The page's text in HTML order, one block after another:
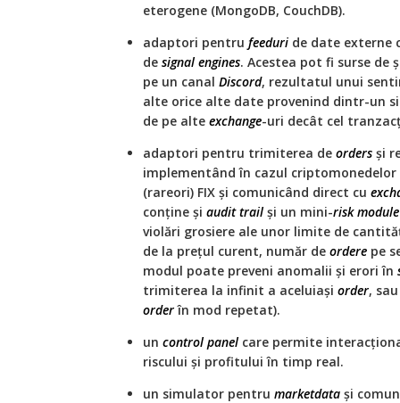
eterogene (MongoDB, CouchDB).
adaptori pentru feeduri de date externe
de signal engines. Acestea pot fi surse
pe un canal Discord, rezultatul unui
alte orice alte date provenind dintr-un
de pe alte exchange-uri decât cel
adaptori pentru trimiterea de orders și
implementând în cazul criptomonedelor
(rareori) FIX și comunicând direct cu
conține și audit trail și un mini-risk module
violări grosiere ale unor limite de
de la prețul curent, număr de ordere pe
modul poate preveni anomalii și erori în
trimiterea la infinit a aceluiași order,
orderîn mod repetat).
un control panel care permite
riscului și profitului în timp real.
un simulator pentru marketdata și